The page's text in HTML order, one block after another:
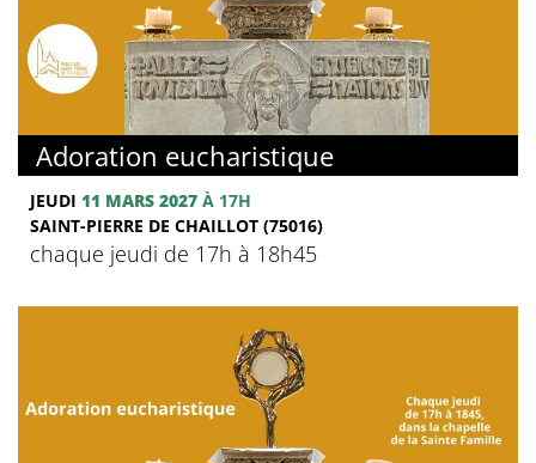
Adoration eucharistique
JEUDI 11 MARS 2027 À 17H
SAINT-PIERRE DE CHAILLOT (75016)
chaque jeudi de 17h à 18h45